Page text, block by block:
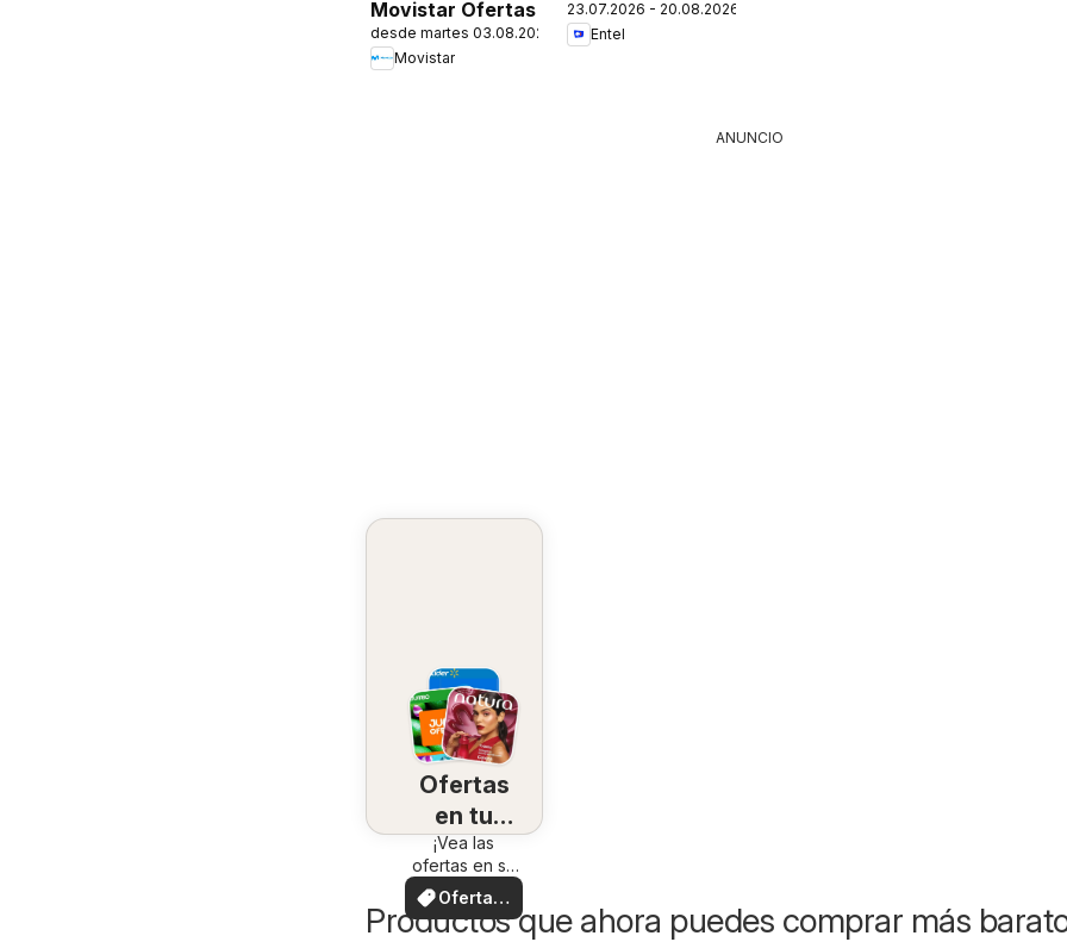
Movistar Ofertas
desde martes 03.08.2026
Movistar
23.07.2026 - 20.08.2026
Entel
ANUNCIO
Ofertas
en tu
zona
¡Vea las
ofertas en su
zona!
Ofertas
locales
Productos que ahora puedes comprar más